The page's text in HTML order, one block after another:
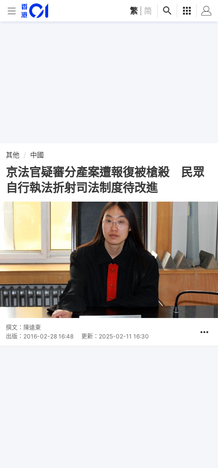
繁 简
其他 中國
京法官疑審分產案遭報復被槍殺 民眾
自行執法折射司法制度待改進
撰文： 陳遠東
出版： 2016-02-28 16:48 更新： 2025-02-11 16:30